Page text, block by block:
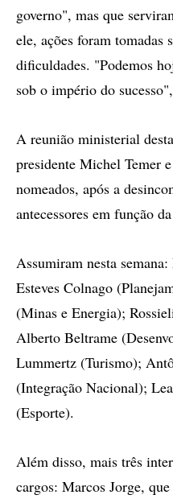
governo", mas que
ele, ações foram tomadas
dificuldades. "Podemos
sob o império do
A reunião ministerial
presidente Michel Temer
nomeados, após a
antecessores em função
Assumiram nesta
Esteves Colnago
(Minas e Energia);
Alberto Beltrame
Lummertz (Turismo);
(Integração Nacional);
(Esporte).
Além disso, mais três
cargos: Marcos Jorge,